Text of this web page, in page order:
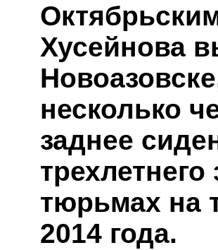
Хусейнова
несколько
заднее
тюрьмах на
2014 года.